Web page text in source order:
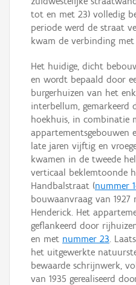
tot en met 23) volledig
periode werd de straat
kwam de verbinding
Het huidige, dicht
en wordt bepaald door
burgerhuizen van het
interbellum, gemarkeerd
hoekhuis, in combinatie
appartementsgebouwen
late jaren vijftig en
kwamen in de tweede
verticaal beklemtoonde
Handbalstraat (nummer
bouwaanvraag van
Henderick. Het
geflankeerd door
en met nummer 23.
het uitgewerkte
bewaarde schrijnwerk,
van 1935 gerealiseerd